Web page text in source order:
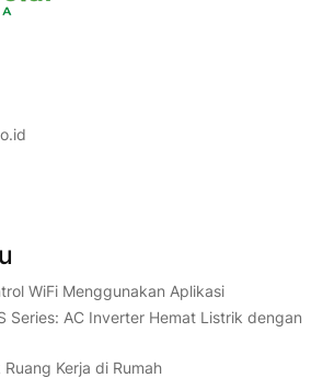
WiFi Menggunakan Aplikasi
Series: AC Inverter Hemat Listrik dengan
Kerja di Rumah